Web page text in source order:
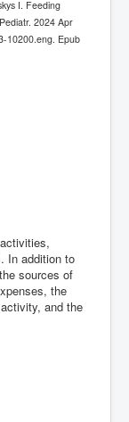
I. Feeding
2024 Apr
10200.eng. Epub
In addition to
sources of
the
and the